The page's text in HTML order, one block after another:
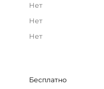
Нет
Нет
Нет
Бесплатно